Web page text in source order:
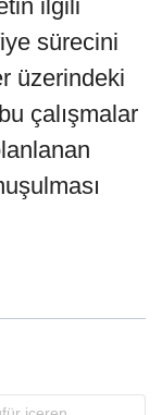
ilgili
sürecini
üzerindeki
çalışmalar